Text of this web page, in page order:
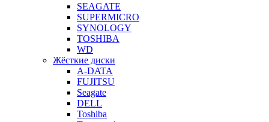
SEAGATE
SUPERMICRO
SYNOLOGY
TOSHIBA
WD
Жёсткие диски
A-DATA
FUJITSU
Seagate
DELL
Toshiba